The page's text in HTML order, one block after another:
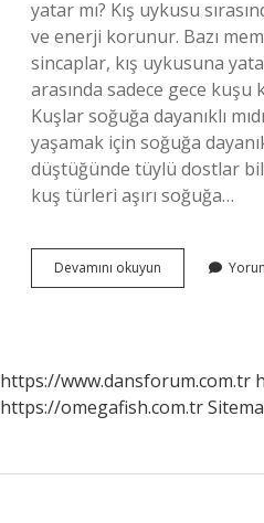
yatar mı? Kış uykusu
ve enerji korunur. Bazı
sincaplar, kış uykusuna
arasında sadece gece kuşu
Kuşlar soğuğa dayanıklı
yaşamak için soğuğa
düştüğünde tüylü dostlar
kuş türleri aşırı soğuğa…
Devamını okuyun
Kışın
https://www.dansforum.com.tr
https://omegafish.com.tr